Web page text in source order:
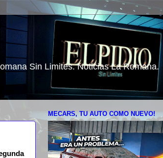
Sin Limites. Noticias La Romana.
MECARS, TU AUTO COMO NUEVO!